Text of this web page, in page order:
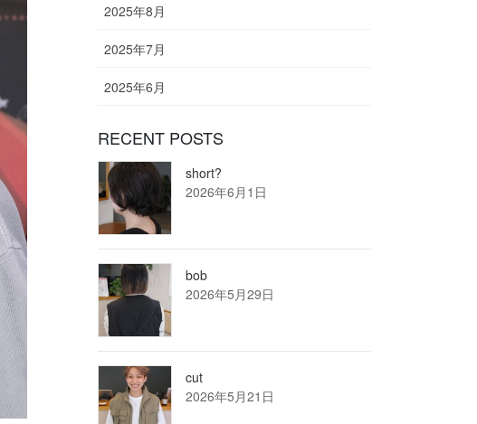
2025年8月
2025年7月
2025年6月
RECENT POSTS
short?
2026年6月1日
bob
2026年5月29日
cut
2026年5月21日